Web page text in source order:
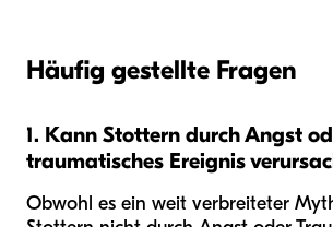
Häufig gestellte Fragen
1. Kann Stottern durch Angst
traumatisches Ereignis
Obwohl es ein weit verbreiteter